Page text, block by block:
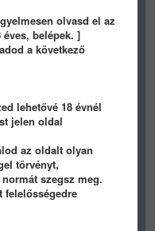
2224
4 éve
olvasd el az
belépek. ]
a következő
lehetővé 18 évnél
jelen oldal
az oldalt olyan
törvényt,
szegsz meg.
felelősségedre